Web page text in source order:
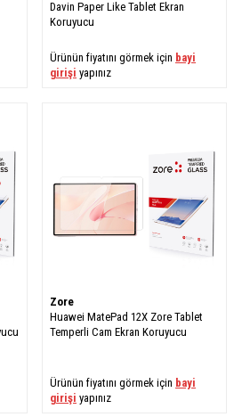
Davin Paper Like Tablet Ekran
Koruyucu
Ürünün fiyatını görmek için bayi
girişi yapınız
Zore
Huawei MatePad 12X Zore Tablet
Temperli Cam Ekran Koruyucu
Ürünün fiyatını görmek için bayi
girişi yapınız